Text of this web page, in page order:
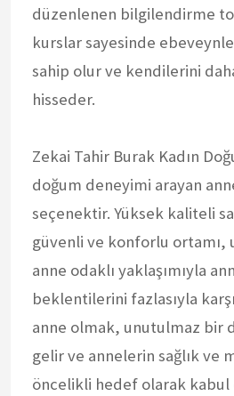
düzenlenen bilgilendirme
kurslar sayesinde
sahip olur ve kendilerini
hisseder.
Zekai Tahir Burak Kadın
doğum deneyimi arayan
seçenektir. Yüksek kaliteli
güvenli ve konforlu ortamı,
anne odaklı yaklaşımıyla
beklentilerini fazlasıyla
anne olmak, unutulmaz bir
gelir ve annelerin sağlık ve
öncelikli hedef olarak kabul